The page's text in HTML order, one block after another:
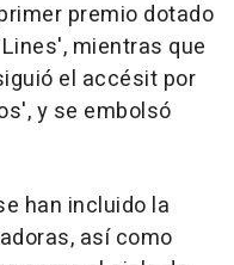
premio dotado
mientras que
el accésit por
y se embolsó
han incluido la
así como